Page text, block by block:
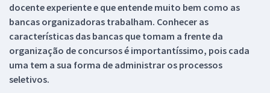
docente experiente e que entende muito bem como as
bancas organizadoras trabalham. Conhecer as
características das bancas que tomam a frente da
organização de concursos é importantíssimo, pois cada
uma tem a sua forma de administrar os processos
seletivos.